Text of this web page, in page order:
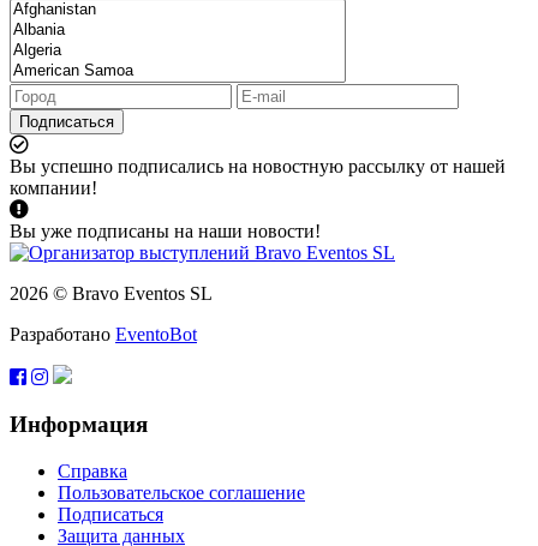
Подписаться
Вы успешно подписались на новостную рассылку от нашей
компании!
Вы уже подписаны на наши новости!
2026 © Bravo Eventos SL
Разработано EventoBot
Информация
Справка
Пользовательское соглашение
Подписаться
Защита данных